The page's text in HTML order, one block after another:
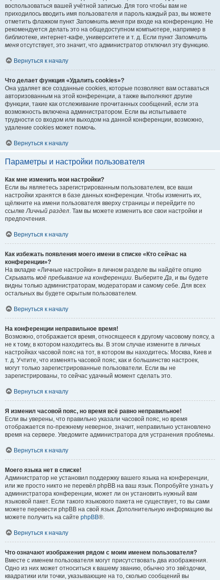
воспользоваться вашей учётной записью. Для того чтобы вам не
приходилось вводить имя пользователя и пароль каждый раз, вы можете
отметить флажком пункт Запомнить меня при входе на конференцию. Не
рекомендуется делать это на общедоступном компьютере, например в
библиотеке, интернет-кафе, университете и т. д. Если пункт Запомнить
меня отсутствует, это значит, что администратор отключил эту функцию.
Вернуться к началу
Что делает функция «Удалить cookies»?
Она удаляет все созданные cookies, которые позволяют вам оставаться
авторизованным на этой конференции, а также выполняют другие
функции, такие как отслеживание прочитанных сообщений, если эта
возможность включена администратором. Если вы испытываете
трудности со входом или выходом на данной конференции, возможно,
удаление cookies может помочь.
Вернуться к началу
Параметры и настройки пользователя
Как мне изменить мои настройки?
Если вы являетесь зарегистрированным пользователем, все ваши
настройки хранятся в базе данных конференции. Чтобы изменить их,
щёлкните на имени пользователя вверху страницы и перейдите по
ссылкеЛичный раздел. Там вы можете изменить все свои настройки и
предпочтения.
Вернуться к началу
Как избежать появления моего имени в списке «Кто сейчас на
конференции»?
На вкладке «Личные настройки» в личном разделе вы найдёте опцию
Скрывать моё пребывание на конференции. ВыберитеДа, и вы будете
видны только администраторам, модераторам и самому себе. Для всех
остальных вы будете скрытым пользователем.
Вернуться к началу
На конференции неправильное время!
Возможно, отображается время, относящееся к другому часовому поясу, а
не к тому, в котором находитесь вы. В этом случае измените в личных
настройках часовой пояс на тот, в котором вы находитесь: Москва, Киев и
т. д. Учтите, что изменять часовой пояс, как и большинство настроек,
могут только зарегистрированные пользователи. Если вы не
зарегистрированы, то сейчас удачный момент сделать это.
Вернуться к началу
Я изменил часовой пояс, но время всё равно неправильное!
Если вы уверены, что правильно указали часовой пояс, но время
отображается по-прежнему неверное, значит, неправильно установлено
время на сервере. Уведомите администратора для устранения проблемы.
Вернуться к началу
Моего языка нет в списке!
Администратор не установил поддержку вашего языка на конференции,
или же просто никто не перевёл phpBB на ваш язык. Попробуйте узнать у
администратора конференции, может ли он установить нужный вам
языковой пакет. Если такого языкового пакета не существует, то вы сами
можете перевести phpBB на свой язык. Дополнительную информацию вы
можете получить на сайте phpBB®.
Вернуться к началу
Что означают изображения рядом с моим именем пользователя?
Вместе с именем пользователя могут присутствовать два изображения.
Одно из них может относиться к вашему званию, обычно это звёздочки,
квадратики или точки, указывающие на то, сколько сообщений вы